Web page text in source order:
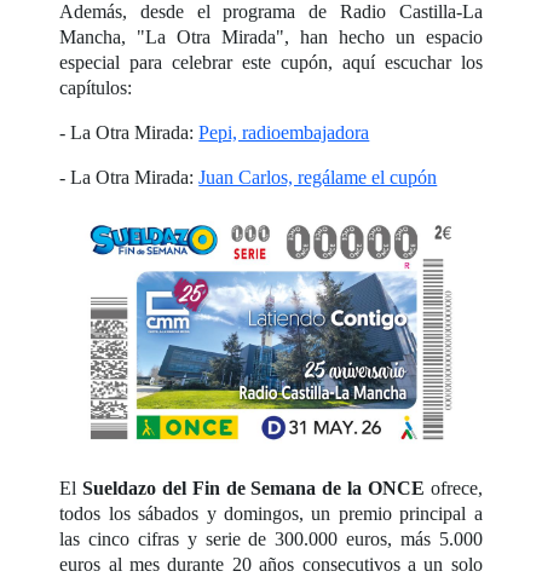
Además, desde el programa de Radio Castilla-La
Mancha, "La Otra Mirada", han hecho un espacio
especial para celebrar este cupón, aquí escuchar los
capítulos:
- La Otra Mirada:Pepi, radioembajadora
- La Otra Mirada:Juan Carlos, regálame el cupón
ElSueldazo del Fin de Semana de la ONCE ofrece,
todos los sábados y domingos, un premio principal a
las cinco cifras y serie de 300.000 euros, más 5.000
euros al mes durante 20 años consecutivos a un solo